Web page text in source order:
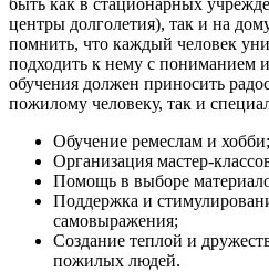
быть как в стационарных
центры долголетия), так и на
помнить, что каждый человек
подходить к нему с пониманием
обучения должен приносить
пожилому человеку, так и
Обучение ремеслам и хобби;
Организация мастер-
Помощь в выборе
Поддержка и
самовыражения;
Создание теплой и
пожилых людей.